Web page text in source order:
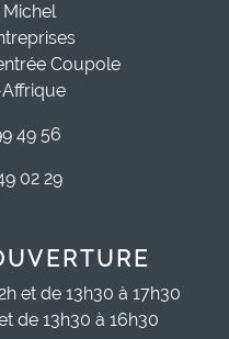
Michel
Coupole
49 56
02 29
et de 13h30 à 17h30
de 13h30 à 16h30